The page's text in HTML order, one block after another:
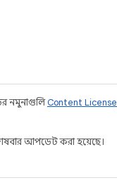
নমুনাগুলিContent License
আপডেট করা হয়েছে।